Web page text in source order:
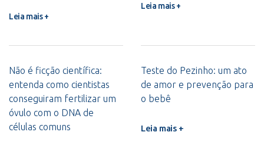
Leia mais +
Leia mais +
Não é ficção científica:
entenda como cientistas
conseguiram fertilizar um
óvulo com o DNA de
células comuns
Teste do Pezinho: um ato
de amor e prevenção para
o bebê
Leia mais +